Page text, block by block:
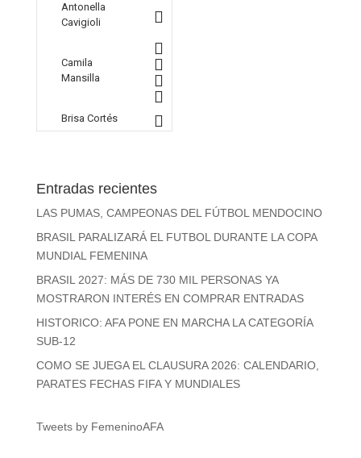
Antonella
Cavigioli
Camila
Mansilla
Brisa Cortés
Entradas recientes
LAS PUMAS, CAMPEONAS DEL FÚTBOL MENDOCINO
BRASIL PARALIZARÁ EL FUTBOL DURANTE LA COPA
MUNDIAL FEMENINA
BRASIL 2027: MÁS DE 730 MIL PERSONAS YA
MOSTRARON INTERÉS EN COMPRAR ENTRADAS
HISTORICO: AFA PONE EN MARCHA LA CATEGORÍA
SUB-12
COMO SE JUEGA EL CLAUSURA 2026: CALENDARIO,
PARATES FECHAS FIFA Y MUNDIALES
Tweets by FemeninoAFA